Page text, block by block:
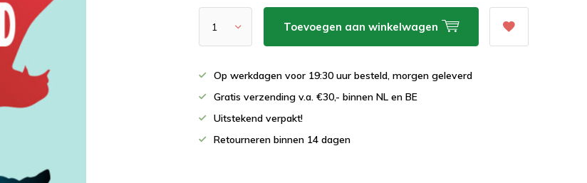
Toevoegen aan winkelwagen
Op werkdagen voor 19:30 uur besteld, morgen geleverd
Gratis verzending v.a. €30,- binnen NL en BE
Uitstekend verpakt!
Retourneren binnen 14 dagen